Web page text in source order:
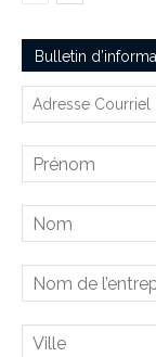
Bulletin